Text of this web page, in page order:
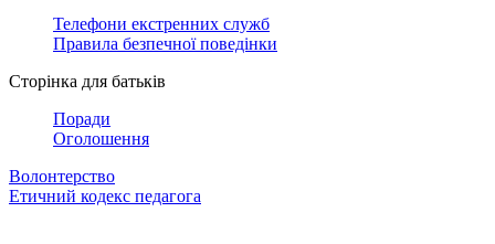
Телефони екстренних служб
Правила безпечної поведінки
Сторінка для батьків
Поради
Оголошення
Волонтерство
Етичний кодекс педагога